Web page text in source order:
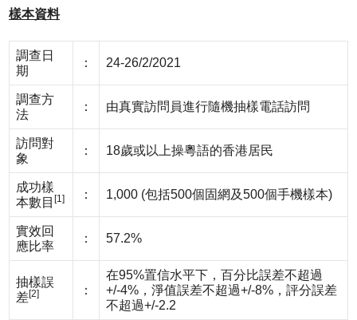
樣本資料
調查日
期
： 24-26/2/2021
調查方
法
： 由真實訪問員進行隨機抽樣電話訪問
訪問對
象
： 18歲或以上操粵語的香港居民
成功樣
本數目 [1] ： 1,000 (包括500個固網及500個手機樣本)
實效回
應比率
： 57.2%
抽樣誤
差[2] ：
在95%置信水平下，百分比誤差不超過
+/-4%，淨值誤差不超過+/-8%，評分誤差
不超過+/-2.2